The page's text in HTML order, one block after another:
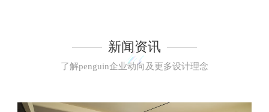
新闻资讯
了解penguin企业动向及更多设计理念